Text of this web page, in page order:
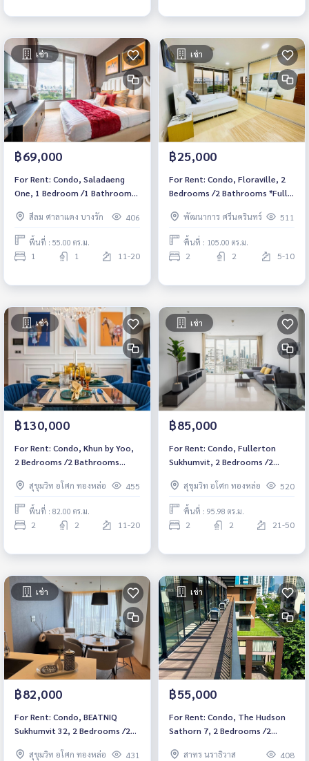
เช่า
฿69,000
For Rent: Condo, Saladaeng
One, 1 Bedroom /1 Bathroom
Ready to move in*
สีลม ศาลาแดง บางรัก 406
พื้นที่ : 55.00 ตร.ม.
1 1 11-20
เช่า
฿25,000
For Rent: Condo, Floraville, 2
Bedrooms /2 Bathrooms *Fully
move in*
พัฒนาการ ศรีนครินทร์ 511
พื้นที่ : 105.00 ตร.ม.
2 2 5-10
เช่า
฿130,000
For Rent: Condo, Khun by Yoo,
2 Bedrooms /2 Bathrooms
/Balcony & Ready to move in*
สุขุมวิท อโศก ทองหล่อ 455
พื้นที่ : 82.00 ตร.ม.
2 2 11-20
เช่า
฿85,000
For Rent: Condo, Fullerton
Sukhumvit, 2 Bedrooms /2
/High Floor /High Floor /Pet
Friendly & Ready to move in*
สุขุมวิท อโศก ทองหล่อ 520
พื้นที่ : 95.98 ตร.ม.
2 2 21-50
เช่า
฿82,000
For Rent: Condo, BEATNIQ
Sukhumvit 32, 2 Bedrooms /2
/High Floor & Ready to move
สุขุมวิท อโศก ทองหล่อ 431
เช่า
฿55,000
For Rent: Condo, The Hudson
Sathorn 7, 2 Bedrooms /2
/High Floor /Corner Unit &
สาทร นราธิวาส 408